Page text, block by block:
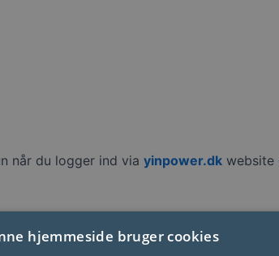
når du logger ind via yinpower.dk website
hjemmeside bruger cookies